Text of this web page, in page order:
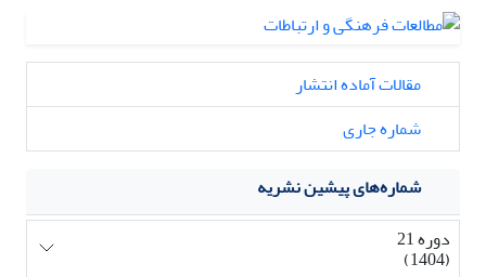
مقالات آماده انتشار
شماره جاری
شماره‌های پیشین نشریه
دوره 21
(1404)